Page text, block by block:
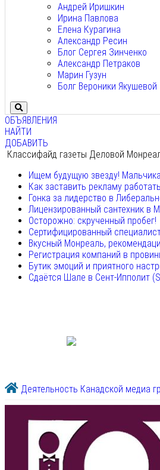
Андрей Иришкин
Ирина Павлова
Елена Курагина
Александр Ресин
Блог Сергея Зинченко
Александр Петраков
Марин Гузун
Болг Вероники Якушевой
ОБЪЯВЛЕНИЯ
НАЙТИ
ДОБАВИТЬ
Классифайд газеты Деловой
Ищем будущую звезду!
Как заставить рекламу
Гонка за лидерство в
Лицензированный сантехник в
Осторожно: скрученный пробег!
Сертифицированный
Вкусный Монреаль,
Регистрация компаний в
Бутик эмоций и приятного
Сдаётся Шале в Сент-Ипполит
Деятельность Канадской медиа